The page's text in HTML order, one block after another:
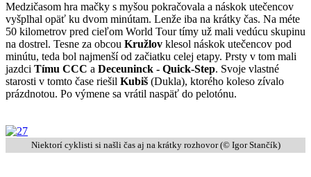
Medzičasom hra mačky s myšou pokračovala a náskok utečencov
vyšplhal opäť ku dvom minútam. Lenže iba na krátky čas. Na méte
50 kilometrov pred cieľom World Tour tímy už mali vedúcu skupinu
na dostrel. Tesne za obcou Kružlov klesol náskok utečencov pod
minútu, teda bol najmenší od začiatku celej etapy. Prsty v tom mali
jazdci Tímu CCC a Deceuninck - Quick-Step. Svoje vlastné
starosti v tomto čase riešil Kubiš (Dukla), ktorého koleso zívalo
prázdnotou. Po výmene sa vrátil naspäť do pelotónu.
Niektorí cyklisti si našli čas aj na krátky rozhovor (© Igor Stančík)